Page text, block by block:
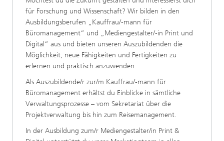
für Forschung und Wissenschaft? Wir bilden in den
Ausbildungsberufen „Kauffrau/-mann für
Büromanagement“ und „Mediengestalter/-in Print und
Digital“ aus und bieten unseren Auszubildenden die
Möglichkeit, neue Fähigkeiten und Fertigkeiten zu
erlernen und praktisch anzuwenden.
Als Auszubildende/r zur/m Kauffrau/-mann für
Büromanagement erhältst du Einblicke in sämtliche
Verwaltungsprozesse – vom Sekretariat über die
Projektverwaltung bis hin zum Reisemanagement.
In der Ausbildung zum/r Mediengestalter/in Print &